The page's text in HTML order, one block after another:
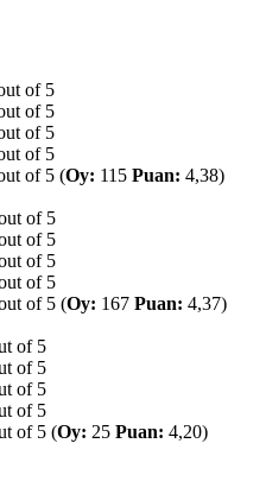
(Oy: 115 Puan: 4,38)
(Oy: 167 Puan: 4,37)
(Oy: 25 Puan: 4,20)